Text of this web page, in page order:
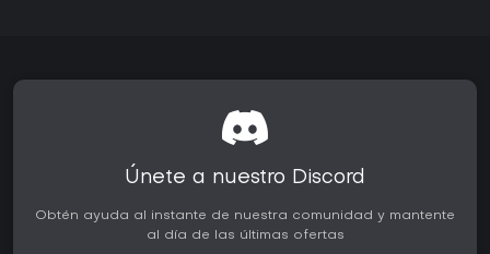
Únete a nuestro Discord
Obtén ayuda al instante de nuestra comunidad y mantente
al día de las últimas ofertas